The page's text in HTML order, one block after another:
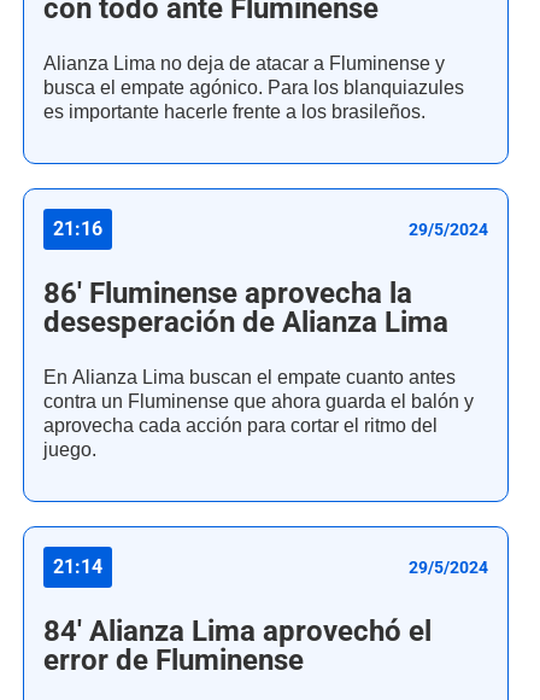
con todo ante Fluminense
Alianza Lima no deja de atacar a Fluminense y
busca el empate agónico. Para los blanquiazules
es importante hacerle frente a los brasileños.
21:16 29/5/2024
86' Fluminense aprovecha la
desesperación de Alianza Lima
En Alianza Lima buscan el empate cuanto antes
contra un Fluminense que ahora guarda el balón y
aprovecha cada acción para cortar el ritmo del
juego.
21:14 29/5/2024
84' Alianza Lima aprovechó el
error de Fluminense